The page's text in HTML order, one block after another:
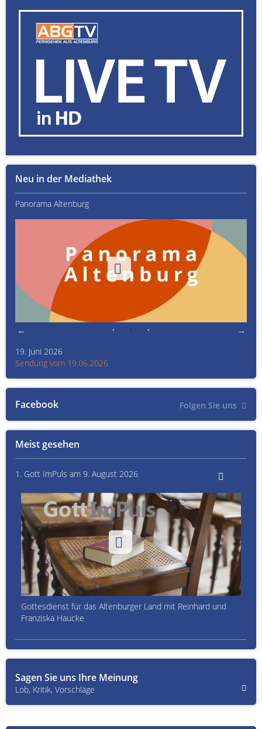
Meist gesehen
1. Gott ImPuls am 9. August 2026
Gottesdienst für das Altenburger Land mit Reinhard und
Franziska Haucke
Facebook Folgen Sie uns
Neu in der Mediathek
Panorama Altenburg
19. Juni 2026
Sendung vom 19.06.2026
Sagen Sie uns Ihre Meinung
Lob, Kritik, Vorschläge